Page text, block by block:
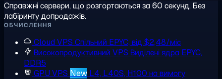
Справжні сервери, що розгортаються за 60 секунд. Без
лабіринту допродажів.
ОБЧИСЛЕННЯ
Cloud VPS Спільний EPYC, від $2,48/міс
Високопродуктивний VPS Виділені ядра EPYC,
DDR5
GPU VPS New L4, L40S, H100 на вимогу